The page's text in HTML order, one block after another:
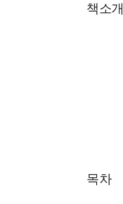
책소개
목차